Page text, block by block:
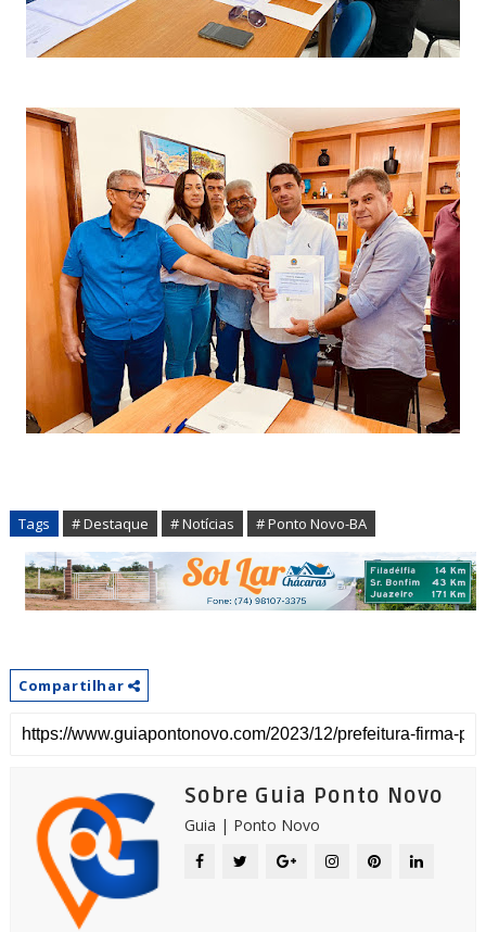
Tags # Destaque # Notícias # Ponto Novo-BA
Compartilhar
Sobre Guia Ponto Novo
Guia | Ponto Novo